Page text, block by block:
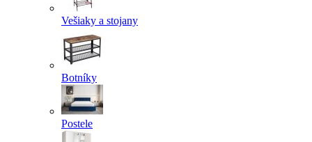
Vešiaky a stojany
Botníky
Postele